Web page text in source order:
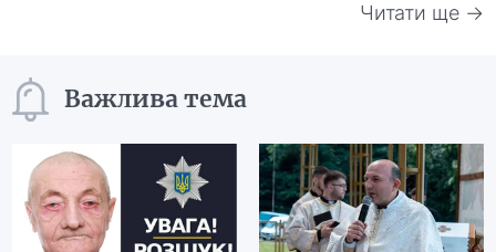
Читати ще →
Важлива тема